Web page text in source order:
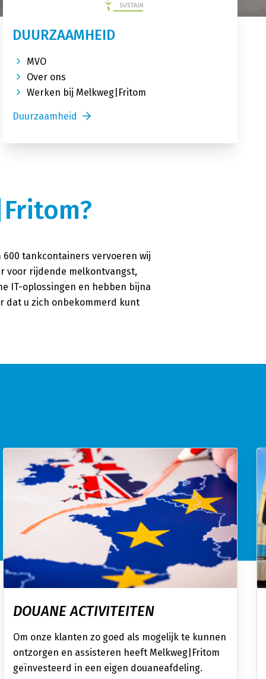
DUURZAAMHEID
MVO
Over ons
Werken bij Melkweg|Fritom
Duurzaamheid
tankcontainers vervoeren wij
voor rijdende melkontvangst,
IT-oplossingen en hebben bijna
dat u zich onbekommerd kunt
DOUANE ACTIVITEITEN
Om onze klanten zo goed als mogelijk te kunnen
ontzorgen en assisteren heeft Melkweg|Fritom
geïnvesteerd in een eigen douaneafdeling.